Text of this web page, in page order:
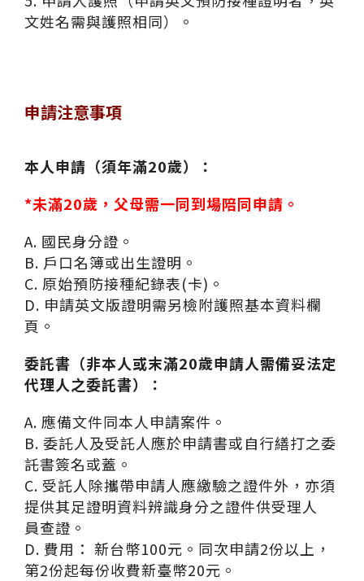
文姓名需與護照相同）。
申請注意事項
本人申請（須年滿20歲）：
*未滿20歲，父母需一同到場陪同申請。
A. 國民身分證。
B. 戶口名簿或出生證明。
C. 原始預防接種紀錄表(卡)。
D. 申請英文版證明需另檢附護照基本資料欄
頁。
委託書（非本人或末滿20歲申請人需備妥法定
代理人之委託書）：
A. 應備文件同本人申請案件。
B. 委託人及受託人應於申請書或自行繕打之委
託書簽名或蓋。
C. 受託人除攜帶申請人應繳驗之證件外，亦須
提供其足證明資料辨識身分之證件供受理人
員查證。
D. 費用： 新台幣100元。同次申請2份以上，
第2份起每份收費新臺幣20元。